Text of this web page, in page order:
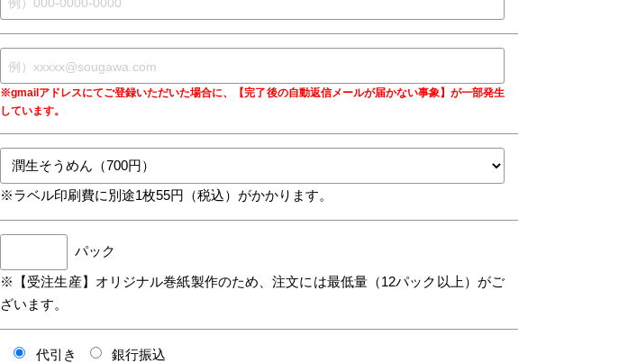
※gmailアドレスにてご登録いただいた場合に、【完了後の自動返信メールが届かない事象】が一部発生
しています。
※ラベル印刷費に別途1枚55円（税込）がかかります。
パック
※【受注生産】オリジナル巻紙製作のため、注文には最低量（12パック以上）がご
ざいます。
代引き
銀行振込